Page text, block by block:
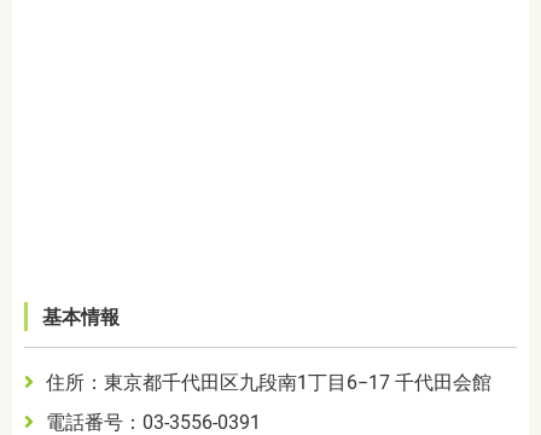
基本情報
住所：東京都千代田区九段南1丁目6−17 千代田会館
電話番号：03-3556-0391